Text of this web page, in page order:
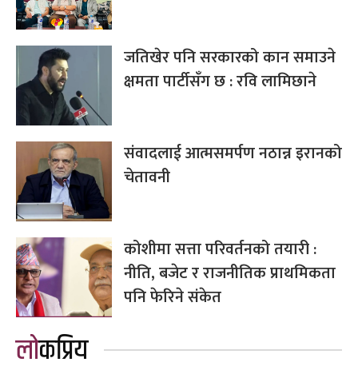
जतिखेर पनि सरकारको कान समाउने
क्षमता पार्टीसँग छ : रवि लामिछाने
संवादलाई आत्मसमर्पण नठान्न इरानको
चेतावनी
कोशीमा सत्ता परिवर्तनको तयारी :
नीति, बजेट र राजनीतिक प्राथमिकता
पनि फेरिने संकेत
लोकप्रिय